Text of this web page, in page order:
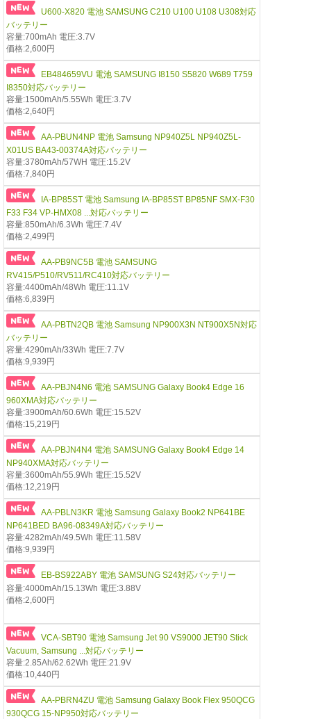
U600-X820 電池 SAMSUNG C210 U100 U108 U308対応
バッテリー
容量:700mAh 電圧:3.7V
価格:2,600円
EB484659VU 電池 SAMSUNG I8150 S5820 W689 T759
I8350対応バッテリー
容量:1500mAh/5.55Wh 電圧:3.7V
価格:2,640円
AA-PBUN4NP 電池 Samsung NP940Z5L NP940Z5L-
X01US BA43-00374A対応バッテリー
容量:3780mAh/57WH 電圧:15.2V
価格:7,840円
IA-BP85ST 電池 Samsung IA-BP85ST BP85NF SMX-F30
F33 F34 VP-HMX08 ...対応バッテリー
容量:850mAh/6.3Wh 電圧:7.4V
価格:2,499円
AA-PB9NC5B 電池 SAMSUNG
RV415/P510/RV511/RC410対応バッテリー
容量:4400mAh/48Wh 電圧:11.1V
価格:6,839円
AA-PBTN2QB 電池 Samsung NP900X3N NT900X5N対応
バッテリー
容量:4290mAh/33Wh 電圧:7.7V
価格:9,939円
AA-PBJN4N6 電池 SAMSUNG Galaxy Book4 Edge 16
960XMA対応バッテリー
容量:3900mAh/60.6Wh 電圧:15.52V
価格:15,219円
AA-PBJN4N4 電池 SAMSUNG Galaxy Book4 Edge 14
NP940XMA対応バッテリー
容量:3600mAh/55.9Wh 電圧:15.52V
価格:12,219円
AA-PBLN3KR 電池 Samsung Galaxy Book2 NP641BE
NP641BED BA96-08349A対応バッテリー
容量:4282mAh/49.5Wh 電圧:11.58V
価格:9,939円
EB-BS922ABY 電池 SAMSUNG S24対応バッテリー
容量:4000mAh/15.13Wh 電圧:3.88V
価格:2,600円
VCA-SBT90 電池 Samsung Jet 90 VS9000 JET90 Stick
Vacuum, Samsung ...対応バッテリー
容量:2.85Ah/62.62Wh 電圧:21.9V
価格:10,440円
AA-PBRN4ZU 電池 Samsung Galaxy Book Flex 950QCG
930QCG 15-NP950対応バッテリー